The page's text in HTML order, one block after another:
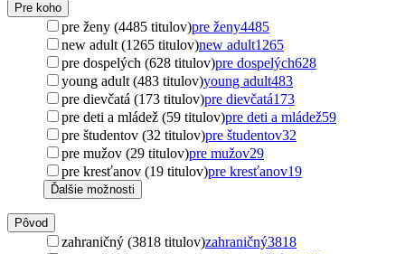
Pre koho
pre ženy (4485 titulov)pre ženy4485
new adult (1265 titulov)new adult1265
pre dospelých (628 titulov)pre dospelých628
young adult (483 titulov)young adult483
pre dievčatá (173 titulov)pre dievčatá173
pre deti a mládež (59 titulov)pre deti a mládež59
pre študentov (32 titulov)pre študentov32
pre mužov (29 titulov)pre mužov29
pre kresťanov (19 titulov)pre kresťanov19
Ďalšie možnosti
Pôvod
zahraničný (3818 titulov)zahraničný3818